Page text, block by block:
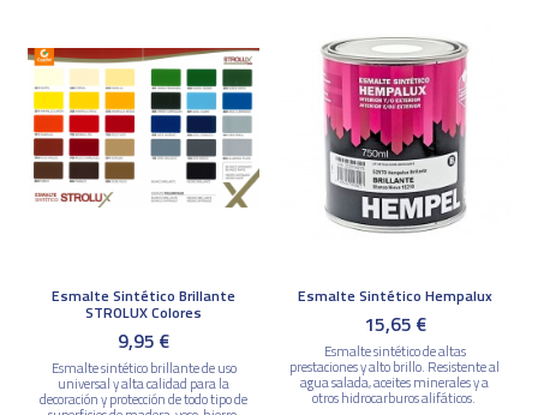
Esmalte Sintético Brillante
STROLUX Colores
9,95 €
Esmalte sintético brillante de uso
universal y alta calidad para la
decoración y protección de todo tipo de
Esmalte Sintético Hempalux
15,65 €
Esmalte sintético de altas
prestaciones y alto brillo. Resistente al
agua salada, aceites minerales y a
otros hidrocarburos alifáticos.